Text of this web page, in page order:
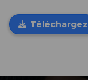
Téléchargez